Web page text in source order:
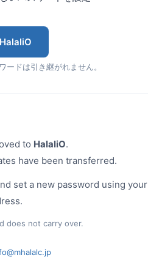
ードは引き継がれません。
to HalaliO.
have been transferred.
set a new password using your
does not carry over.